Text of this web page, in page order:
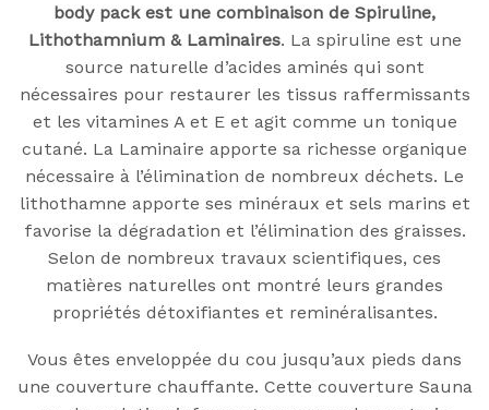
body pack est une combinaison de Spiruline,
Lithothamnium & Laminaires. La spiruline est une
source naturelle d’acides aminés qui sont
nécessaires pour restaurer les tissus raffermissants
et les vitamines A et E et agit comme un tonique
cutané. La Laminaire apporte sa richesse organique
nécessaire à l’élimination de nombreux déchets. Le
lithothamne apporte ses minéraux et sels marins et
favorise la dégradation et l’élimination des graisses.
Selon de nombreux travaux scientifiques, ces
matières naturelles ont montré leurs grandes
propriétés détoxifiantes et reminéralisantes.
Vous êtes enveloppée du cou jusqu’aux pieds dans
une couverture chauffante. Cette couverture Sauna